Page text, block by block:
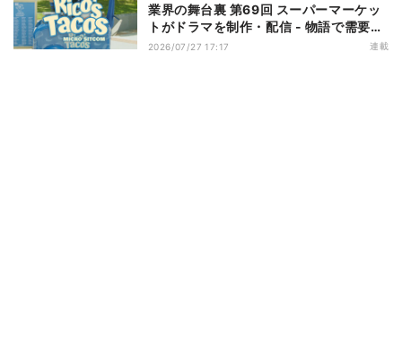
業界の舞台裏 第69回 スーパーマーケッ
トがドラマを制作・配信 - 物語で需要を
演出する小売メディア
2026/07/27 17:17 連載